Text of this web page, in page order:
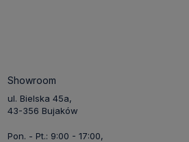
Showroom
ul. Bielska 45a,
43-356 Bujaków
Pon. - Pt.: 9:00 - 17:00,